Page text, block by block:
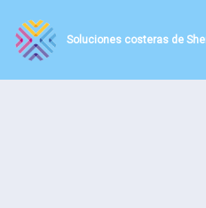
Soluciones costeras de